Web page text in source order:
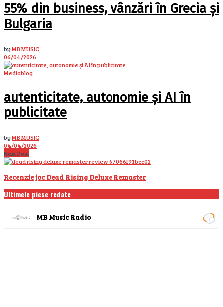
55% din business, vânzări în Grecia și
Bulgaria
byMB MUSIC
06/04/2026
Mediablog
autenticitate, autonomie și AI în
publicitate
byMB MUSIC
04/04/2026
Next Post
Recenzie joc Dead Rising Deluxe Remaster
Ultimele piese redate
MB Music Radio